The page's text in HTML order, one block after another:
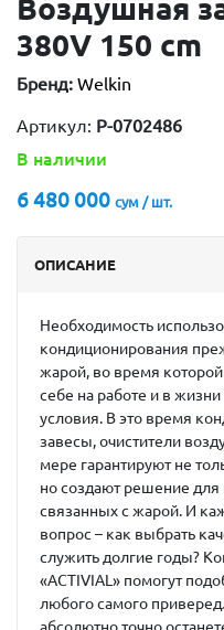
Воздушная
380V 150 cm
Бренд: Welkin
Артикул: P-0702486
В наличии
6 480 000 сум / шт.
ОПИСАНИЕ
Необходимость
кондиционирования
жарой, во время
себе на работе и в
условия. В это время
завесы, очистители
мере гарантируют не
но создают решение
связанных с жарой. И
вопрос – как выбрать
служить долгие годы?
«ACTIVIAL» помогут
любого самого